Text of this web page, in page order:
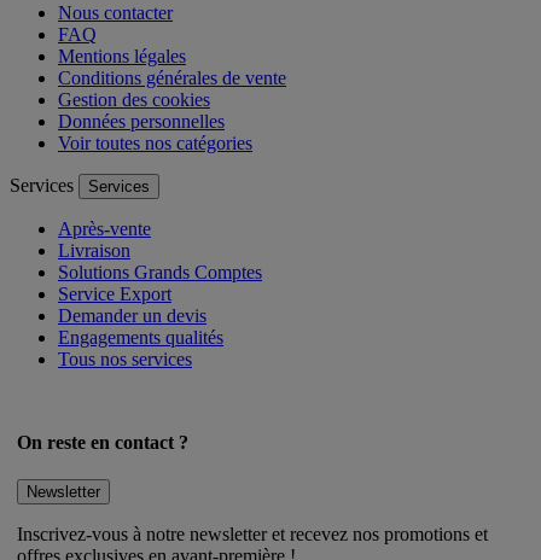
Nous contacter
FAQ
Mentions légales
Conditions générales de vente
Gestion des cookies
Données personnelles
Voir toutes nos catégories
Services Services
Après-vente
Livraison
Solutions Grands Comptes
Service Export
Demander un devis
Engagements qualités
Tous nos services
On reste en contact ?
Newsletter
Inscrivez-vous à notre newsletter et recevez nos promotions et